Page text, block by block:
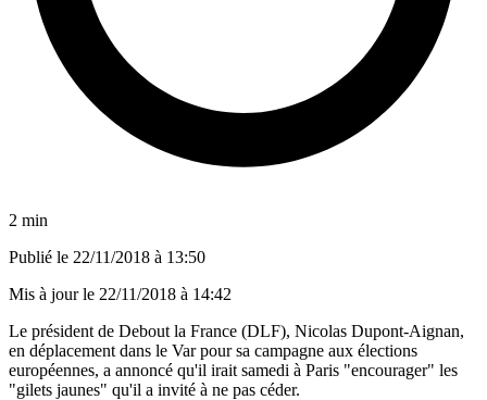
2 min
Publié le 22/11/2018 à 13:50
Mis à jour le 22/11/2018 à 14:42
Le président de Debout la France (DLF), Nicolas Dupont-Aignan,
en déplacement dans le Var pour sa campagne aux élections
européennes, a annoncé qu'il irait samedi à Paris "encourager" les
"gilets jaunes" qu'il a invité à ne pas céder.